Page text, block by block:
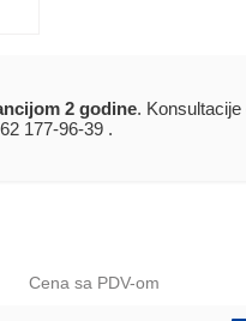
2 godine.
177-96-39 .
Cena sa PDV-om